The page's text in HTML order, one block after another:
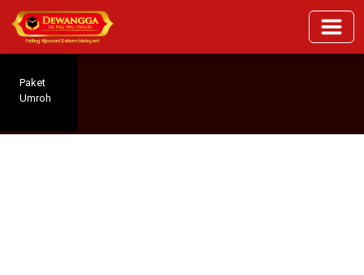
Paket
Umroh